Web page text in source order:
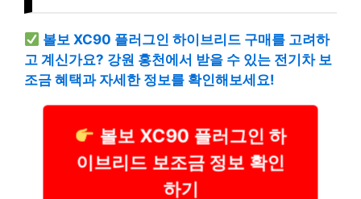
볼보 XC90 플러그인 하이브리드 구매를 고려하
고 계신가요? 강원 홍천에서 받을 수 있는 전기차 보
조금 혜택과 자세한 정보를 확인해보세요!
볼보 XC90 플러그인 하
이브리드 보조금 정보 확인
하기